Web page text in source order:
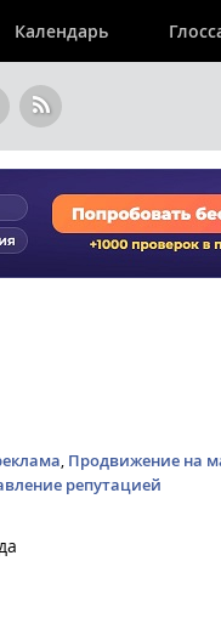
Календарь
, Продвижение на
репутацией